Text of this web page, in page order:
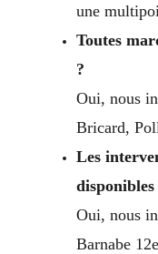
une
Toutes
?
Oui, nous
Bricard,
Les
Oui, nous
Barnabe